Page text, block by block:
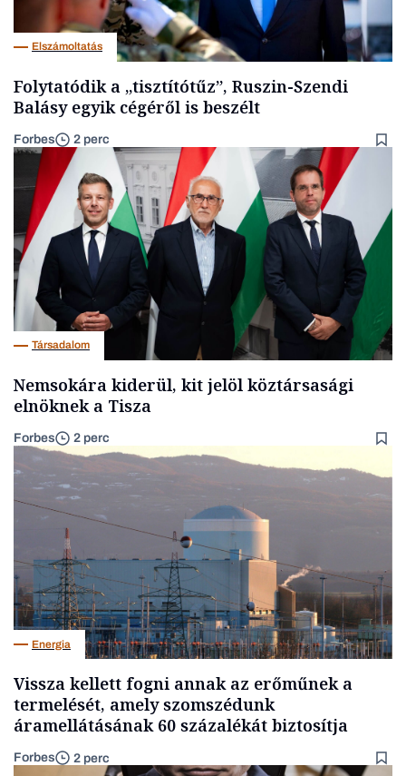
Elszámoltatás
Folytatódik a „tisztítótűz”, Ruszin-Szendi
Balásy egyik cégéről is beszélt
Forbes 2 perc
Társadalom
Nemsokára kiderül, kit jelöl köztársasági
elnöknek a Tisza
Forbes 2 perc
Energia
Vissza kellett fogni annak az erőműnek a
termelését, amely szomszédunk
áramellátásának 60 százalékát biztosítja
Forbes 2 perc